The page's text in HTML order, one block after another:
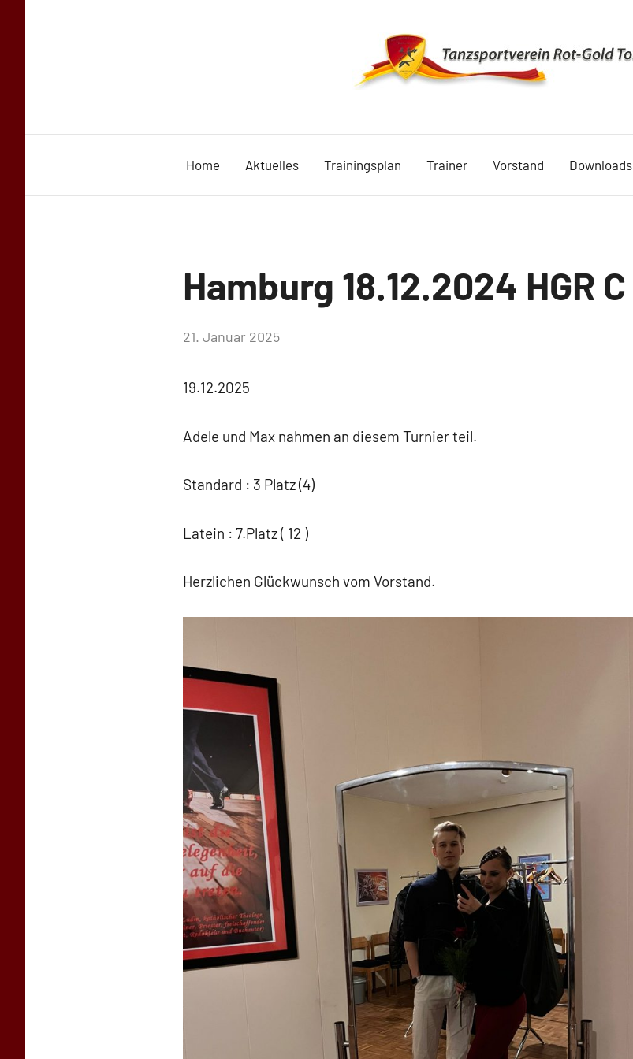
Rot
Gold
1990
Home Aktuelles Trainingsplan Trainer Vorstand Downloads
Uncategorized
Hamburg 18.12.2024 HGR C
von
Schwarz-
21. Januar 2025
19.12.2025
Adele und Max nahmen an diesem Turnier teil.
Standard : 3 Platz (4)
Latein : 7.Platz ( 12 )
Herzlichen Glückwunsch vom Vorstand.